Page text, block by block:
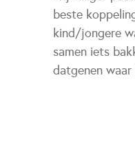
beste
kind/jongere
samen iets
datgenen